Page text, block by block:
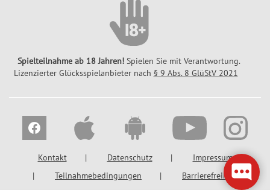
Spielteilnahme ab 18 Jahren! Spielen Sie mit Verantwortung.
Lizenzierter Glücksspielanbieter nach § 9 Abs. 8 GlüStV 2021
Kontakt Datenschutz
Impressum
Teilnahmebedingungen
Barrierefreiheit